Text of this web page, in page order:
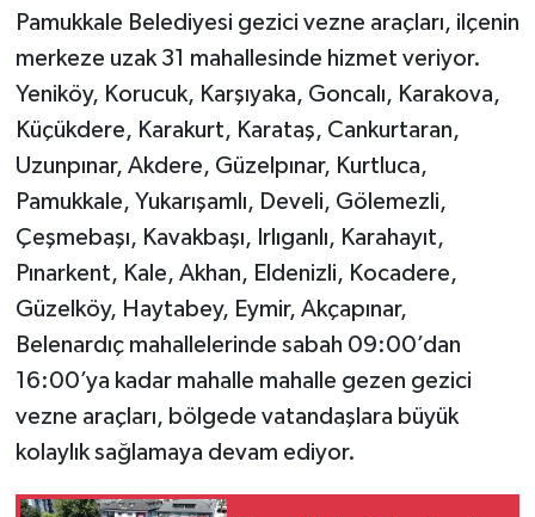
Pamukkale Belediyesi gezici vezne araçları, ilçenin
merkeze uzak 31 mahallesinde hizmet veriyor.
Yeniköy, Korucuk, Karşıyaka, Goncalı, Karakova,
Küçükdere, Karakurt, Karataş, Cankurtaran,
Uzunpınar, Akdere, Güzelpınar, Kurtluca,
Pamukkale, Yukarışamlı, Develi, Gölemezli,
Çeşmebaşı, Kavakbaşı, Irlıganlı, Karahayıt,
Pınarkent, Kale, Akhan, Eldenizli, Kocadere,
Güzelköy, Haytabey, Eymir, Akçapınar,
Belenardıç mahallelerinde sabah 09:00’dan
16:00’ya kadar mahalle mahalle gezen gezici
vezne araçları, bölgede vatandaşlara büyük
kolaylık sağlamaya devam ediyor.